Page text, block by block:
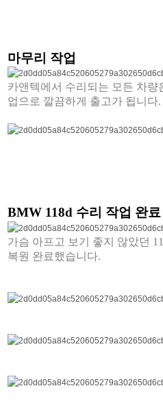
마무리 작업
카앤텍에서 수리되는 모든 차
업으로 깔끔하게 출고가 됩니다.
BMW 118d 수리 작업 완료
가슴 아프고 보기 좋지 않았던
복원 완료했습니다.